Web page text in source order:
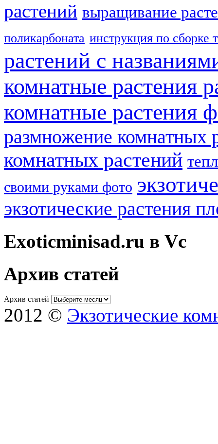
растений выращивание
поликарбоната инструкция по сборке
растений с
комнатные растения
комнатные растения
размножение комнатных
комнатных растений
своими руками фото
экзотические растения
Exoticminisad.ru в Vc
Архив статей
Архив статей
2012 © Экзотические